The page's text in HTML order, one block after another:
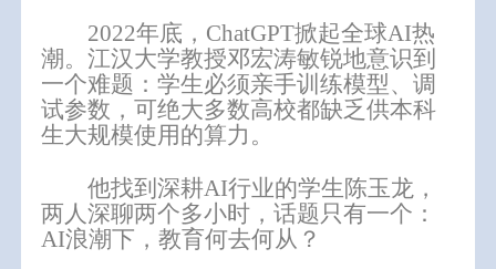
2022年底，ChatGPT掀起全球AI热
潮。江汉大学教授邓宏涛敏锐地意识到
一个难题：学生必须亲手训练模型、调
试参数，可绝大多数高校都缺乏供本科
生大规模使用的算力。
他找到深耕AI行业的学生陈玉龙，
两人深聊两个多小时，话题只有一个：
AI浪潮下，教育何去何从？